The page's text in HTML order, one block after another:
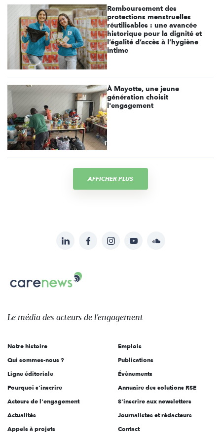
Remboursement des
protections menstruelles
réutilisables : une avancée
historique pour la dignité et
l’égalité d’accès à l’hygiène
intime
À Mayotte, une jeune
génération choisit
l'engagement
AFFICHER PLUS
sur:
LinkedInFacebookInstagramYouTubeSoundcloud
Carenews,
Le
des
l'engagement
Le média des acteurs de l'engagement
Notre histoire
Qui sommes-nous ?
Ligne éditoriale
Pourquoi s'inscrire
Acteurs de l'engagement
Actualités
Appels à projets
Emplois
Publications
Évènements
Annuaire des solutions RSE
S'inscrire aux newsletters
Journalistes et rédacteurs
Contact